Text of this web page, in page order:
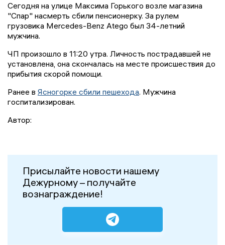
Сегодня на улице Максима Горького возле магазина
"Спар" насмерть сбили пенсионерку. За рулем
грузовика Mercedes-Benz Atego был 34-летний
мужчина.
ЧП произошло в 11:20 утра. Личность пострадавшей не
установлена, она скончалась на месте происшествия до
прибытия скорой помощи.
Ранее в Ясногорке сбили пешехода. Мужчина
госпитализирован.
Автор:
Присылайте новости нашему
Дежурному – получайте
вознаграждение!